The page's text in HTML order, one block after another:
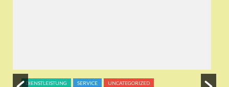
DIENSTLEISTUNG SERVICE UNCATEGORIZED